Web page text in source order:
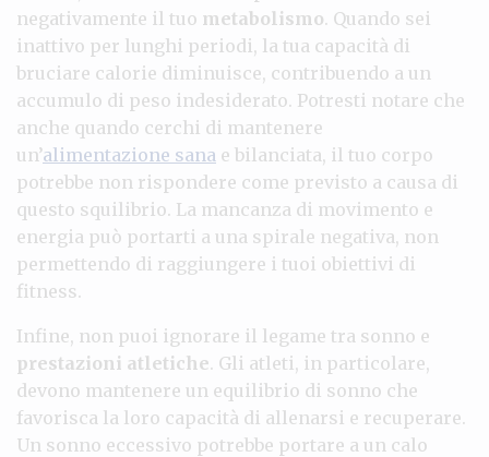
negativamente il tuo metabolismo. Quando sei
inattivo per lunghi periodi, la tua capacità di
bruciare calorie diminuisce, contribuendo a un
accumulo di peso indesiderato. Potresti notare che
anche quando cerchi di mantenere
un’alimentazione sana e bilanciata, il tuo corpo
potrebbe non rispondere come previsto a causa di
questo squilibrio. La mancanza di movimento e
energia può portarti a una spirale negativa, non
permettendo di raggiungere i tuoi obiettivi di
fitness.
Infine, non puoi ignorare il legame tra sonno e
prestazioni atletiche. Gli atleti, in particolare,
devono mantenere un equilibrio di sonno che
favorisca la loro capacità di allenarsi e recuperare.
Un sonno eccessivo potrebbe portare a un calo